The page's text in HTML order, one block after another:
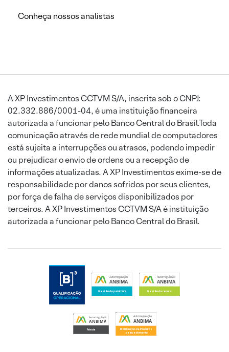
Conheça nossos analistas
A XP Investimentos CCTVM S/A, inscrita sob o CNPJ:
02.332.886/0001-04, é uma instituição financeira
autorizada a funcionar pelo Banco Central do Brasil.Toda
comunicação através de rede mundial de computadores
está sujeita a interrupções ou atrasos, podendo impedir
ou prejudicar o envio de ordens ou a recepção de
informações atualizadas. A XP Investimentos exime-se de
responsabilidade por danos sofridos por seus clientes,
por força de falha de serviços disponibilizados por
terceiros. A XP Investimentos CCTVM S/A é instituição
autorizada a funcionar pelo Banco Central do Brasil.